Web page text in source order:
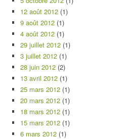
12 août 2012 (1)
9 août 2012 (1)
4 août 2012 (1)
29 juillet 2012 (1)
3 juillet 2012 (1)
28 juin 2012 (2)
13 avril 2012 (1)
25 mars 2012 (1)
20 mars 2012 (1)
18 mars 2012 (1)
15 mars 2012 (1)
6 mars 2012 (1)